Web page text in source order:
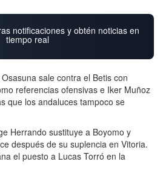
notificaciones y obtén noticias en
tiempo real
sale contra el Betis con
referencias ofensivas e Iker Muñoz
que los andaluces tampoco se
Herrando sustituye a Boyomo y
después de su suplencia en Vitoria.
el puesto a Lucas Torró en la